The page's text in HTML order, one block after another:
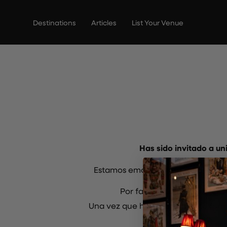
contenidoDestinations Articles List Your Venue
Has sido invitado a
Estamos emocionados de
Por favor, completa el
Una vez que hayas enviado tu